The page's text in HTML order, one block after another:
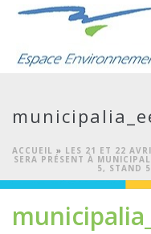
ACCUEIL » LES 21 ET 22
SERA PRÉSENT À
5, STAND